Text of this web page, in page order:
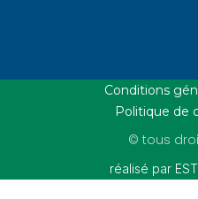
Conditions
Politique de
© tous
réalisé par